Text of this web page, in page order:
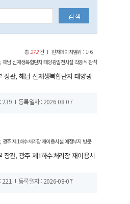
총272건 현재페이지범위 : 1-6
장관, 해남 신재생복합단지 태양광
239 등록일자 : 2026-08-07
장관, 광주 제1하수처리장 재이용시
221 등록일자 : 2026-08-07